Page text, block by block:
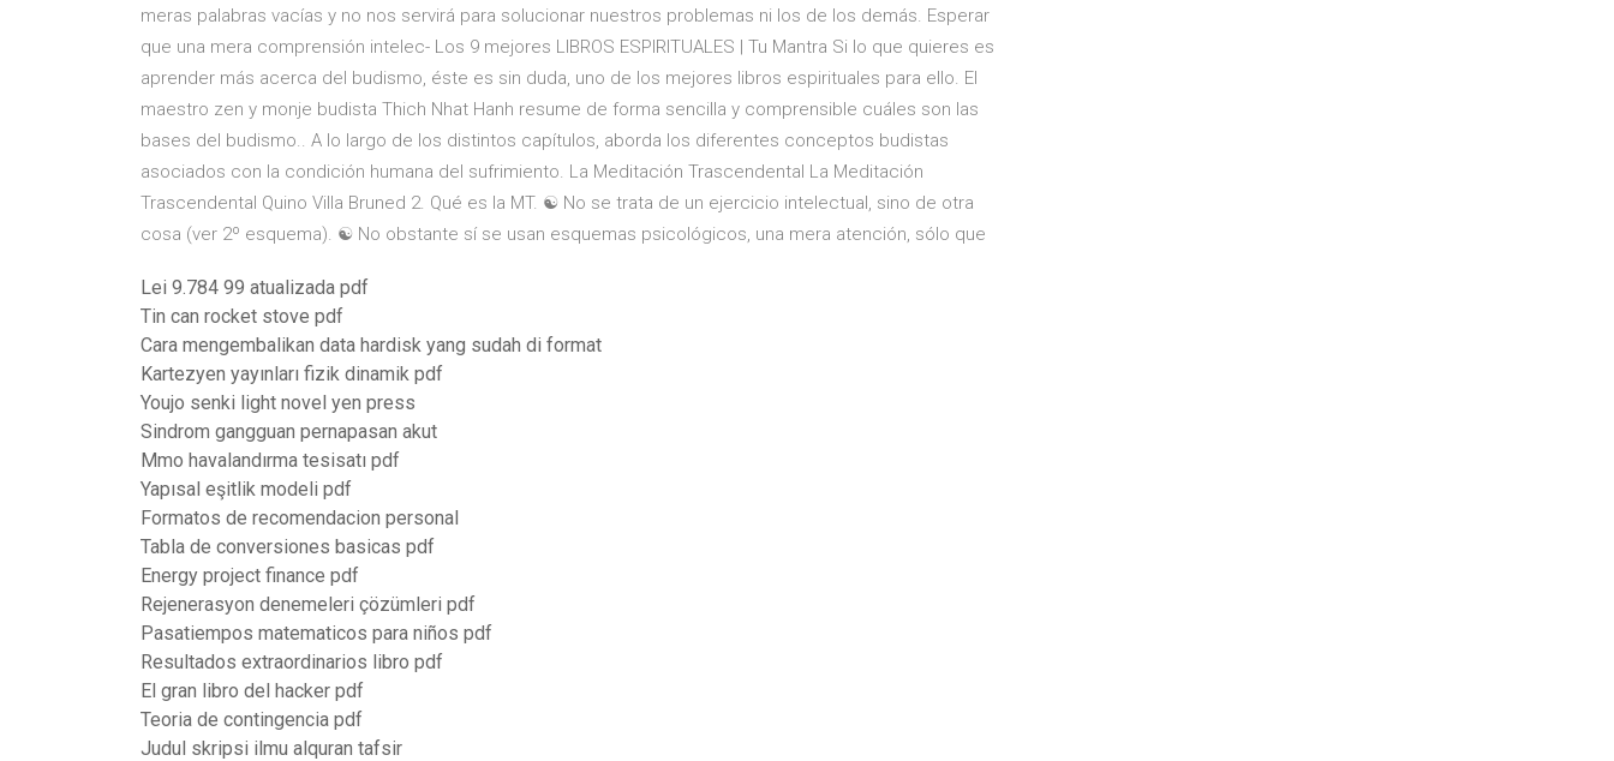
meras palabras vacías y no nos servirá para solucionar nuestros problemas ni los de los demás. Esperar
que una mera comprensión intelec- Los 9 mejores LIBROS ESPIRITUALES | Tu Mantra Si lo que quieres es
aprender más acerca del budismo, éste es sin duda, uno de los mejores libros espirituales para ello. El
maestro zen y monje budista Thich Nhat Hanh resume de forma sencilla y comprensible cuáles son las
bases del budismo.. A lo largo de los distintos capítulos, aborda los diferentes conceptos budistas
asociados con la condición humana del sufrimiento. La Meditación Trascendental La Meditación
Trascendental Quino Villa Bruned 2. Qué es la MT. ☯ No se trata de un ejercicio intelectual, sino de otra
cosa (ver 2º esquema). ☯ No obstante sí se usan esquemas psicológicos, una mera atención, sólo que
Lei 9.784 99 atualizada pdf
Tin can rocket stove pdf
Cara mengembalikan data hardisk yang sudah di format
Kartezyen yayınları fizik dinamik pdf
Youjo senki light novel yen press
Sindrom gangguan pernapasan akut
Mmo havalandırma tesisatı pdf
Yapısal eşitlik modeli pdf
Formatos de recomendacion personal
Tabla de conversiones basicas pdf
Energy project finance pdf
Rejenerasyon denemeleri çözümleri pdf
Pasatiempos matematicos para niños pdf
Resultados extraordinarios libro pdf
El gran libro del hacker pdf
Teoria de contingencia pdf
Judul skripsi ilmu alquran tafsir